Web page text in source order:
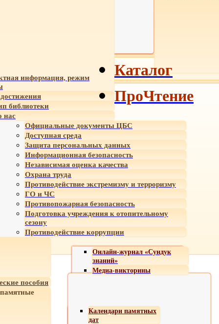
информация, режим
библиотеки
нас
Официальные документы ЦБС
Доступная среда
Защита персональных данных
Информационная безопасность
Независимая оценка качества
Охрана труда
Противодействие экстремизму и терроризму
ГО и ЧС
Противопожарная безопасность
Подготовка учреждения к отопительному
сезону
Противодействие коррупции
Онлайн-журнал «Сундук
знаний»
Медиа-викторины
пособия
Календари памятных
дат
Каталог
ПроЧтение